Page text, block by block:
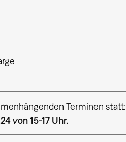
Terminen statt:
von 15-17 Uhr.